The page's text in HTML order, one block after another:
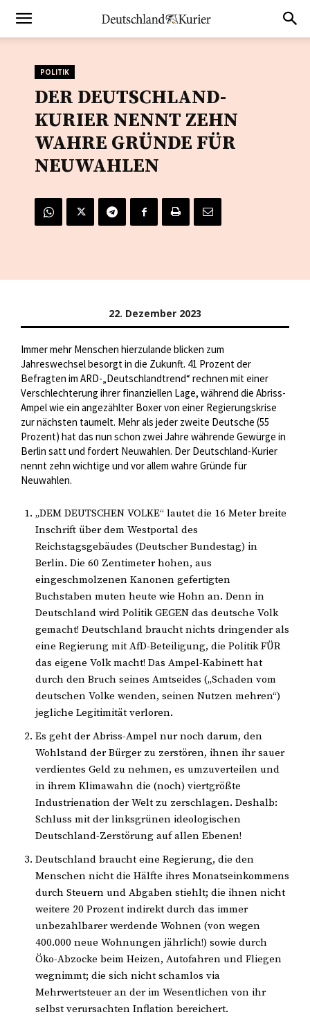
POLITIK
DER DEUTSCHLAND-
KURIER NENNT ZEHN
WAHRE GRÜNDE FÜR
NEUWAHLEN
22. Dezember 2023
Immer mehr Menschen hierzulande blicken zum
Jahreswechsel besorgt in die Zukunft. 41 Prozent der
Befragten im ARD-„Deutschlandtrend“ rechnen mit einer
Verschlechterung ihrer finanziellen Lage, während die Abriss-
Ampel wie ein angezählter Boxer von einer Regierungskrise
zur nächsten taumelt. Mehr als jeder zweite Deutsche (55
Prozent) hat das nun schon zwei Jahre währende Gewürge in
Berlin satt und fordert Neuwahlen. Der Deutschland-Kurier
nennt zehn wichtige und vor allem wahre Gründe für
Neuwahlen.
„DEM DEUTSCHEN VOLKE“ lautet die 16 Meter breite
Inschrift über dem Westportal des
Reichstagsgebäudes (Deutscher Bundestag) in
Berlin. Die 60 Zentimeter hohen, aus
eingeschmolzenen Kanonen gefertigten
Buchstaben muten heute wie Hohn an. Denn in
Deutschland wird Politik GEGEN das deutsche Volk
gemacht! Deutschland braucht nichts dringender als
eine Regierung mit AfD-Beteiligung, die Politik FÜR
das eigene Volk macht! Das Ampel-Kabinett hat
durch den Bruch seines Amtseides („Schaden vom
deutschen Volke wenden, seinen Nutzen mehren“)
jegliche Legitimität verloren.
Es geht der Abriss-Ampel nur noch darum, den
Wohlstand der Bürger zu zerstören, ihnen ihr sauer
verdientes Geld zu nehmen, es umzuverteilen und
in ihrem Klimawahn die (noch) viertgrößte
Industrienation der Welt zu zerschlagen. Deshalb:
Schluss mit der linksgrünen ideologischen
Deutschland-Zerstörung auf allen Ebenen!
Deutschland braucht eine Regierung, die den
Menschen nicht die Hälfte ihres Monatseinkommens
durch Steuern und Abgaben stiehlt; die ihnen nicht
weitere 20 Prozent indirekt durch das immer
unbezahlbarer werdende Wohnen (von wegen
400.000 neue Wohnungen jährlich!) sowie durch
Öko-Abzocke beim Heizen, Autofahren und Fliegen
wegnimmt; die sich nicht schamlos via
Mehrwertsteuer an der im Wesentlichen von ihr
selbst verursachten Inflation bereichert.